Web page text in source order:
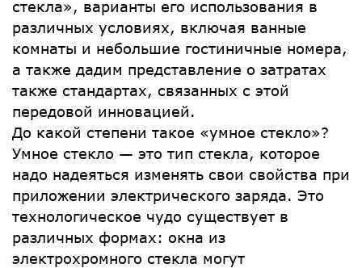
стекла», варианты его использования в
различных условиях, включая ванные
комнаты и небольшие гостиничные номера,
а также дадим представление о затратах
также ​​стандартах, связанных с этой
передовой инновацией.
До какой степени такое «умное стекло»?
Умное стекло — это тип стекла, которое
надо надеяться изменять свои свойства при
приложении электрического заряда. Это
технологическое чудо существует в
различных формах: окна из
электрохромного стекла могут